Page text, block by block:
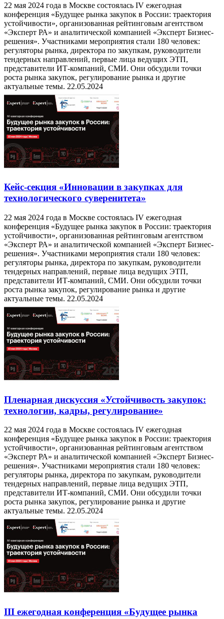
22 мая 2024 года в Москве состоялась IV ежегодная
конференция «Будущее рынка закупок в России: траектория
устойчивости», организованная рейтинговым агентством
«Эксперт РА» и аналитической компанией «Эксперт Бизнес-
решения». Участниками мероприятия стали 180 человек:
регуляторы рынка, директора по закупкам, руководители
тендерных направлений, первые лица ведущих ЭТП,
представители ИТ-компаний, СМИ. Они обсудили точки
роста рынка закупок, регулирование рынка и другие
актуальные темы. 22.05.2024
Кейс-секция «Инновации в закупках для
технологического суверенитета»
22 мая 2024 года в Москве состоялась IV ежегодная
конференция «Будущее рынка закупок в России: траектория
устойчивости», организованная рейтинговым агентством
«Эксперт РА» и аналитической компанией «Эксперт Бизнес-
решения». Участниками мероприятия стали 180 человек:
регуляторы рынка, директора по закупкам, руководители
тендерных направлений, первые лица ведущих ЭТП,
представители ИТ-компаний, СМИ. Они обсудили точки
роста рынка закупок, регулирование рынка и другие
актуальные темы. 22.05.2024
Пленарная дискуссия «Устойчивость закупок:
технологии, кадры, регулирование»
22 мая 2024 года в Москве состоялась IV ежегодная
конференция «Будущее рынка закупок в России: траектория
устойчивости», организованная рейтинговым агентством
«Эксперт РА» и аналитической компанией «Эксперт Бизнес-
решения». Участниками мероприятия стали 180 человек:
регуляторы рынка, директора по закупкам, руководители
тендерных направлений, первые лица ведущих ЭТП,
представители ИТ-компаний, СМИ. Они обсудили точки
роста рынка закупок, регулирование рынка и другие
актуальные темы. 22.05.2024
III ежегодная конференция «Будущее рынка